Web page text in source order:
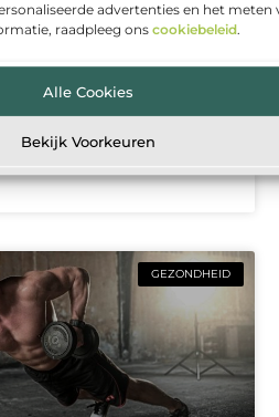
advertenties en het meten
raadpleeg ons cookiebeleid.
Alle Cookies
Bekijk Voorkeuren
duurzaam en
denken na over manieren
te maken. Een van
GEZONDHEID